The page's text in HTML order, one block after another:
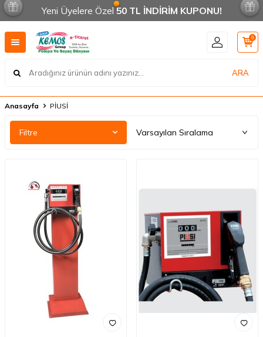
Yeni Üyelere Özel 50 TL İNDİRİM KUPONU!
ARA
0
Anasayfa PİUSİ
Filtre